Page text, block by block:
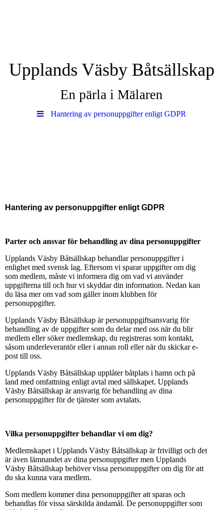
Upplands Väsby Båtsällskap
En pärla i Mälaren
Hantering av personuppgifter enligt GDPR
Hantering av personuppgifter enligt GDPR
Parter och ansvar för behandling av dina personuppgifter
Upplands Väsby Båtsällskap behandlar personuppgifter i
enlighet med svensk lag. Eftersom vi sparar uppgifter om dig
som medlem, måste vi informera dig om vad vi använder
uppgifterna till och hur vi skyddar din information. Nedan kan
du läsa mer om vad som gäller inom klubben för
personuppgifter.
Upplands Väsby Båtsällskap är personuppgiftsansvarig för
behandling av de uppgifter som du delar med oss när du blir
medlem eller söker medlemskap, du registreras som kontakt,
såsom underleverantör eller i annan roll eller när du skickar e-
post till oss.
Upplands Väsby Båtsällskap upplåter båtplats i hamn och på
land med omfattning enligt avtal med sällskapet. Upplands
Väsby Båtsällskap är ansvarig för behandling av dina
personuppgifter för de tjänster som avtalats.
Vilka personuppgifter behandlar vi om dig?
Medlemskapet i Upplands Väsby Båtsällskap är frivilligt och det
är även lämnandet av dina personuppgifter men Upplands
Väsby Båtsällskap behöver vissa personuppgifter om dig för att
du ska kunna vara medlem.
Som medlem kommer dina personuppgifter att sparas och
behandlas för vissa särskilda ändamål. De personuppgifter som